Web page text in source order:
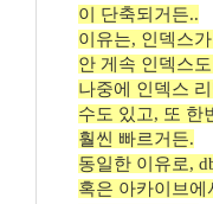
이 단축되거든..
이유는, 인덱스
안 게속 인덱스
나중에 인덱스
수도 있고, 또 한
훨씬 빠르거든.
동일한 이유로,
혹은 아카이브